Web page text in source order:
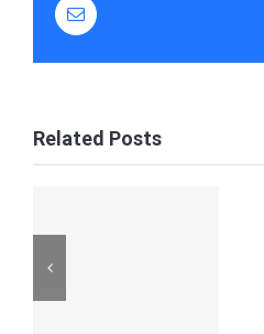
Email
Related Posts